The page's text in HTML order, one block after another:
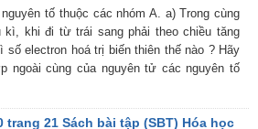
tố thuộc các nhóm A. a) Trong cùng
kì, khi đi từ trái sang phải theo chiều tăng
số electron hoá trị biến thiên thế nào ? Hãy
ngoài cùng của nguyên tử các nguyên tố
trang 21 Sách bài tập (SBT) Hóa học